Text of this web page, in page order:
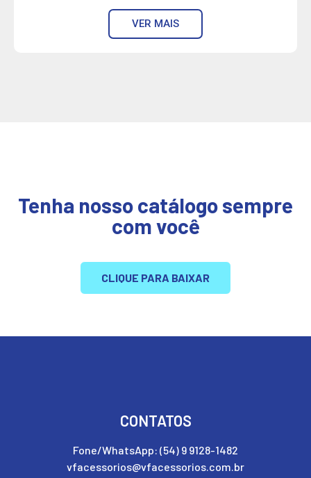
VER MAIS
Tenha nosso catálogo sempre
com você
CLIQUE PARA BAIXAR
CONTATOS
Fone/WhatsApp: (54) 9 9128-1482
vfacessorios@vfacessorios.com.br